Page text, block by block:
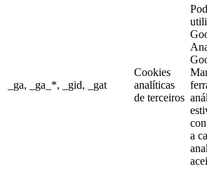
_ga, _ga_*, _gid, _gat
Cookies
analíticas
de terceiros
a